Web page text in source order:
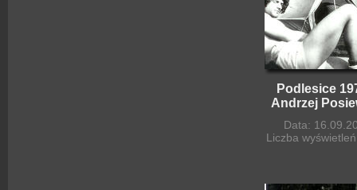
Podlesice
Andrzej
Data:
Liczba